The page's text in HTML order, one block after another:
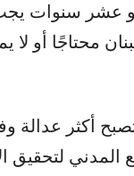
أو عشر سنوات
محتاجًا أو لا
أكثر عدالة
لتحقيق